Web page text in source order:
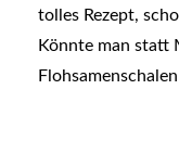
tolles Rezept,
Könnte man statt